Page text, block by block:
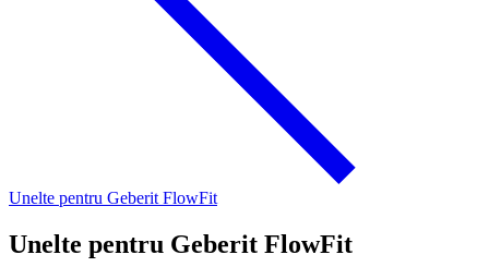
Unelte pentru Geberit FlowFit
Unelte pentru Geberit FlowFit